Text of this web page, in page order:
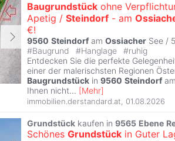
Baugrundstück ohne
Apetig / Steindorf - am
€!
9560 Steindorf am Ossiacher See /
#Baugrund #Hanglage #ruhig
Entdecken Sie die perfekte
einer der malerischsten Regionen
Baugrundstück in 9560 Steindorf am
Ihnen nicht... [Mehr]
immobilien.derstandard.at, 01.08.2026
Grundstück kaufen in 9565 Ebene
Schönes Grundstück in Guter